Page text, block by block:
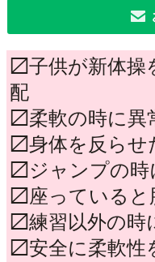
〼子供が新体
配
〼柔軟の時に異
〼身体を反ら
〼ジャンプの
〼座っている
〼練習以外の
〼安全に柔軟性